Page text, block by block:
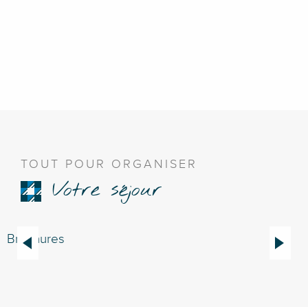
TOUT POUR ORGANISER
Votre séjour
Brochures